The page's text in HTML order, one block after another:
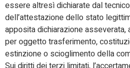
essere altresì dichiarate dal
dell’attestazione dello stato
apposita dichiarazione asseverata,
per oggetto trasferimento,
estinzione o scioglimento della